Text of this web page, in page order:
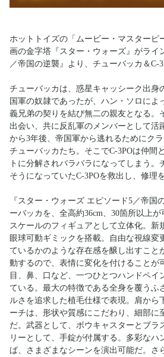
ホットトイズの「ムービー・マスターピ
画の金字塔『スター・ウォーズ』がライ
／帝国の逆襲』より、チューバッカ＆C-
チューバッカは、惑星キャッシーク出身
国軍の奴隷であったが、ハン・ソロによ
義兄弟の契りを結び無二の親友となる。
出会い、共に反乱軍のメンバーとして活
から3年後、帝国軍から逃れるためにク
チューバッカたち。そこでC-3POは仲間
トに分解されバラバラになってしまう
そうになっていたC-3POを救出し、修理
『スター・ウォーズ エピソード5／帝国
ーバッカを、全高約36cm、30箇所以上
スケールのフィギュアとして立体化。新
眼球可動ギミックを搭載。自由な視線変
ているかのような存在感を醸し出すこと
動するので、表情に変化を付けることが
目、鼻、口など、一つひとつハンドペイ
ている。最大の特徴である全身を覆うふ
ルさを追求した植毛仕様で表現。肩から
ーチは、形状や質感にこだわり、細部に
だ。武器として、ボウキャスターとブラ
リーとして、手錠が付属する。多彩なハ
ば、さまざまなシーンを演出可能だ。さ